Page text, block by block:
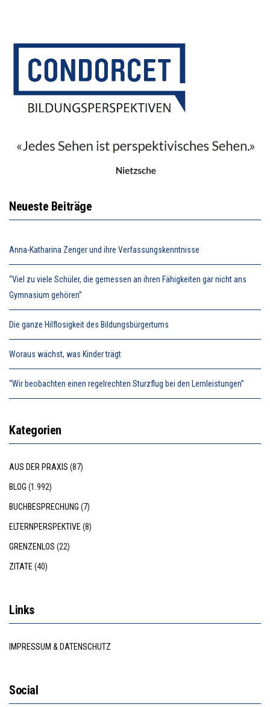
Neueste Beiträge
Anna-Katharina Zenger und ihre Verfassungskenntnisse
“Viel zu viele Schüler, die gemessen an ihren Fähigkeiten gar nicht ans
Gymnasium gehören”
Die ganze Hilflosigkeit des Bildungsbürgertums
Woraus wächst, was Kinder trägt
“Wir beobachten einen regelrechten Sturzflug bei den Lernleistungen”
Kategorien
AUS DER PRAXIS (87)
BLOG (1.992)
BUCHBESPRECHUNG (7)
ELTERNPERSPEKTIVE (8)
GRENZENLOS (22)
ZITATE (40)
Links
IMPRESSUM & DATENSCHUTZ
Social